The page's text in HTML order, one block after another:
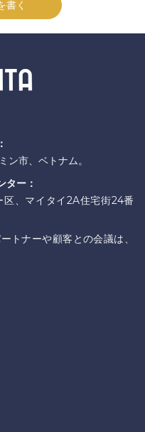
書く
市、ベトナム。
ター：
、マイタイ2A住宅街24番
トナーや顧客との会議は、